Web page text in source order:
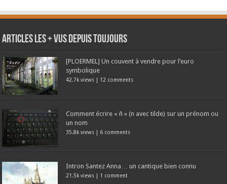
Articles les + vus depuis toujours
[PLOERMEL] Un couvent à vendre pour l’euro
symbolique
42.7k views | 12 comments
Comment écrire « ñ » (n avec tilde) sur un prénom ou
un nom
35.8k views | 6 comments
Intron Santez Anna… un cantique bien connu
21.5k views | 1 comment